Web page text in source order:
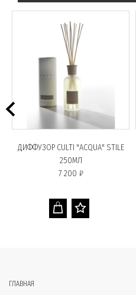
ДИФФУЗОР CULTI "ACQUA" STILE
250МЛ
7 200 ₽
ГЛАВНАЯ